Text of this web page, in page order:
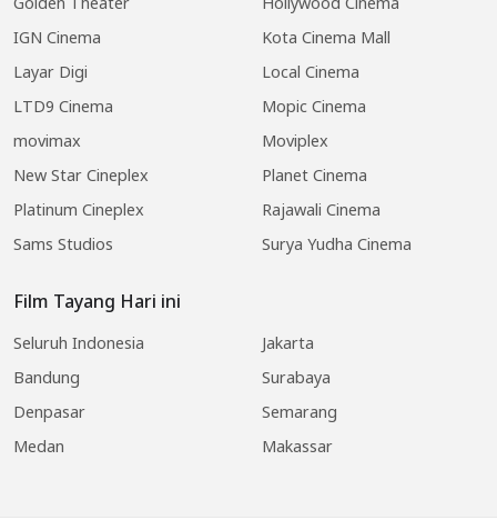
IGN Cinema
Kota Cinema Mall
Layar Digi
Local Cinema
LTD9 Cinema
Mopic Cinema
movimax
Moviplex
New Star Cineplex
Planet Cinema
Platinum Cineplex
Rajawali Cinema
Sams Studios
Surya Yudha Cinema
Film Tayang Hari ini
Seluruh Indonesia
Jakarta
Bandung
Surabaya
Denpasar
Semarang
Medan
Makassar